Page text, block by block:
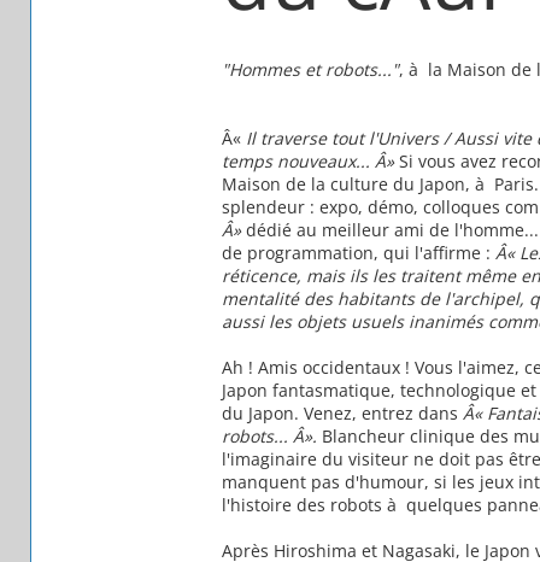
"Hommes et robots...", à la Maison de
Â«Il traverse tout l'Univers / Aussi vite
temps nouveaux... Â»Si vous avez
Maison de la culture du Japon, à
splendeur : expo, démo, colloques
Â»dédié au meilleur ami de
de programmation, qui l'affirme : Â«
réticence, mais ils les traitent même
mentalité des habitants de l'archipel,
aussi les objets usuels inanimés
Ah ! Amis occidentaux ! Vous l'aimez,
Japon fantasmatique, technologique
du Japon. Venez, entrez dans Â«
robots... Â». Blancheur clinique des
l'imaginaire du visiteur ne doit pas
manquent pas d'humour, si les jeux
l'histoire des robots à quelques
Après Hiroshima et Nagasaki, le